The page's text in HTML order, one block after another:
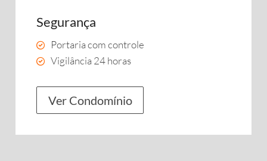
Segurança
Portaria com controle
Vigilância 24 horas
Ver Condomínio